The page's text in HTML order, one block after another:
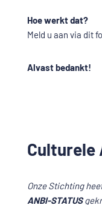
Hoe werkt dat?
Meld u aan via dit
Alvast bedankt!
Culturele
Onze Stichting
ANBI-STATUS